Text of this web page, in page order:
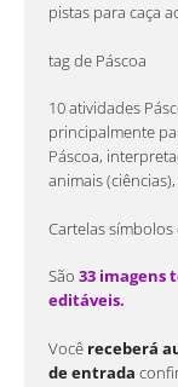
pistas para caça
tag de Páscoa
10 atividades
principalmente
Páscoa,
animais
Cartelas símbolos
São 33 imagens
editáveis.
Você receberá
de entrada